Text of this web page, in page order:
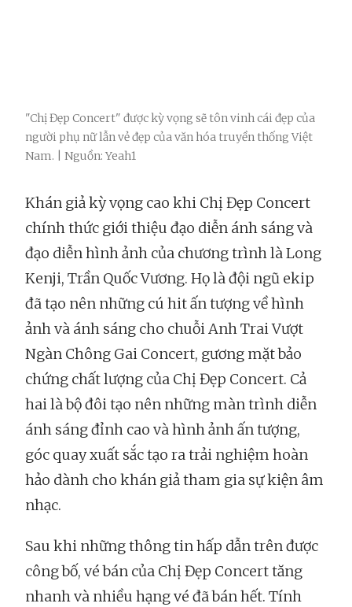
"Chị Đẹp Concert" được kỳ vọng sẽ tôn vinh cái đẹp của
người phụ nữ lẫn vẻ đẹp của văn hóa truyền thống Việt
Nam. | Nguồn: Yeah1
Khán giả kỳ vọng cao khi Chị Đẹp Concert
chính thức giới thiệu đạo diễn ánh sáng và
đạo diễn hình ảnh của chương trình là Long
Kenji, Trần Quốc Vương. Họ là đội ngũ ekip
đã tạo nên những cú hit ấn tượng về hình
ảnh và ánh sáng cho chuỗi Anh Trai Vượt
Ngàn Chông Gai Concert, gương mặt bảo
chứng chất lượng của Chị Đẹp Concert. Cả
hai là bộ đôi tạo nên những màn trình diễn
ánh sáng đỉnh cao và hình ảnh ấn tượng,
góc quay xuất sắc tạo ra trải nghiệm hoàn
hảo dành cho khán giả tham gia sự kiện âm
nhạc.
Sau khi những thông tin hấp dẫn trên được
công bố, vé bán của Chị Đẹp Concert tăng
nhanh và nhiều hạng vé đã bán hết. Tính